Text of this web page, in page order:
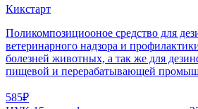
Кикстарт
Поликомпозициооное средство для
ветеринарного надзора и
болезней животных, а так же для
пищевой и перерабатывающей
585₽